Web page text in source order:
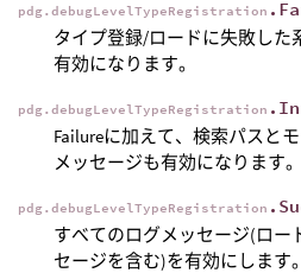
pdg.debugLevelTypeRegistration
タイプ登録/ロードに失敗した
有効になります。
pdg.debugLevelTypeRegistration
Failureに加えて、検索パスと
メッセージも有効になります。
pdg.debugLevelTypeRegistration
すべてのログメッセージ(ロー
セージを含む)を有効にします。